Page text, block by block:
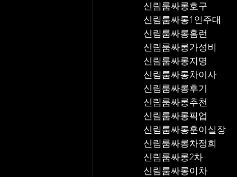
신림룸싸롱호구
신림룸싸롱1인주대
신림룸싸롱홈런
신림룸싸롱가성비
신림룸싸롱지명
신림룸싸롱차이사
신림룸싸롱후기
신림룸싸롱추천
신림룸싸롱훈이실장
신림룸싸롱차정희
신림룸싸롱2차
신림룸싸롱이차